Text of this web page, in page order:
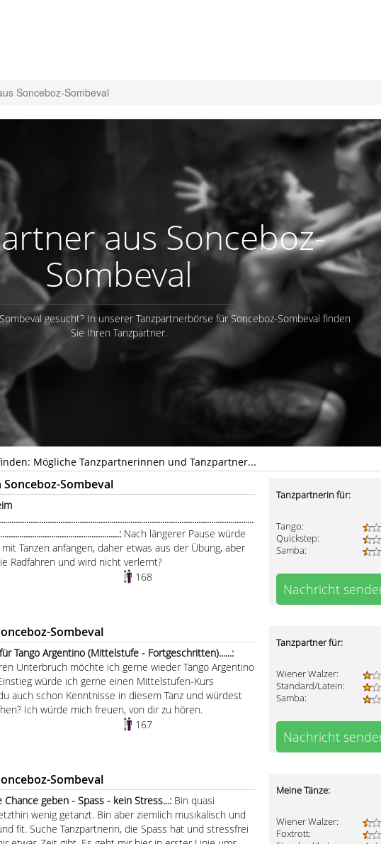
Sonceboz-Sombeval
aus Sonceboz-
Sombeval
gesucht? In unserer Tanzpartnerbörse für Sonceboz-Sombeval finden
Sie Ihren Tanzpartner.
Mögliche Tanzpartnerinnen und Tanzpartner...
Sombeval
Nach längerer Pause würde
Tanzen anfangen, daher etwas aus der Übung, aber
Radfahren und wird nicht verlernt?
168
Tanzpartnerin für:
Tango:
Quickstep:
Samba:
Nachricht
Sombeval
Tango Argentino (Mittelstufe - Fortgeschritten)......:
Unterbruch möchte ich gerne wieder Tango Argentino
würde ich gerne einen Mittelstufen-Kurs
auch schon Kenntnisse in diesem Tanz und würdest
Ich würde mich freuen, von dir zu hören.
167
Tanzpartner für:
Wiener Walzer:
Standard/Latein:
Samba:
Nachricht
Sombeval
Chance geben - Spass - kein Stress...: Bin quasi
wenig getanzt. Bin aber ziemlich musikalisch und
fit. Suche Tanzpartnerin, die Spass hat und stressfrei
Meine Tänze:
Wiener Walzer:
Foxtrott: